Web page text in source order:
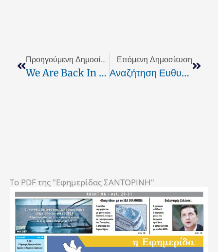
Προηγούμενη Δημοσίευση
We Are Back In Business
Επόμενη Δημοσίευση
Αναζήτηση Ευθυνών Για Τα Νοσοκομειακά Χρέη
To PDF της "Εφημερίδας ΣΑΝΤΟΡΙΝΗ"